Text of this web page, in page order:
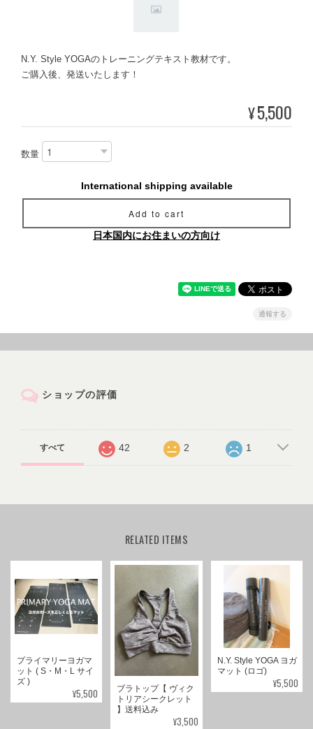
N.Y. Style YOGAのトレーニングテキスト教材です。
ご購入後、発送いたします！
¥5,500
数量
International shipping available
Add to cart
日本国内にお住まいの方向け
通報する
ショップの評価
すべて 42 2 1
RELATED ITEMS
プライマリーヨガマ
ット ( S・M・L サイ
ズ )
¥5,500
ブラトップ【 ヴィク
トリアシークレット
】送料込み
¥3,500
N.Y. Style YOGA ヨガ
マット (ロゴ)
¥5,500